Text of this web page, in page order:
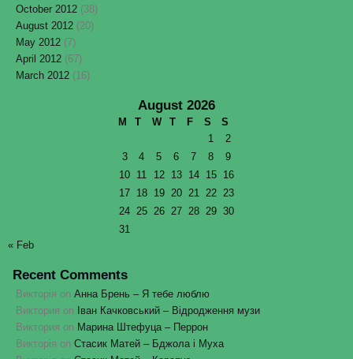
October 2012 (38)
August 2012 (20)
May 2012 (7)
April 2012 (67)
March 2012 (16)
August 2026
M T W T F S
S
1
2
3
4 5 6 7 8
9
10 11 12 13 14 15
16
17 18 19 20 21 22 23
24 25 26 27 28 29 30
31
« Feb
Recent Comments
Викторія on Анна Брень – Я тебе люблю
Виктория on Іван Качковський – Відродження музи
Виктория on Марина Штефуца – Перрон
Викторія on Стасик Матей – Бджола і Муха